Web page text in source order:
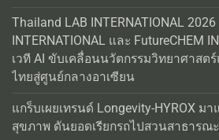
Thailand LAB INTERNATIONAL
INTERNATIONAL และ FutureCHEM
เวที AI ขับเคลื่อนนวัตกรรมวิทยาศาสต
ไทยสู่ศูนย์กลางอาเซียน
แกร็บเผยเทรนด์ Longevity-HYROX ม
สุขภาพ ดันยอดเรียกรถไปสวนสาธารณะ